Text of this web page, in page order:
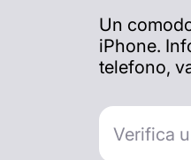
Un
iPhone.
telefono,